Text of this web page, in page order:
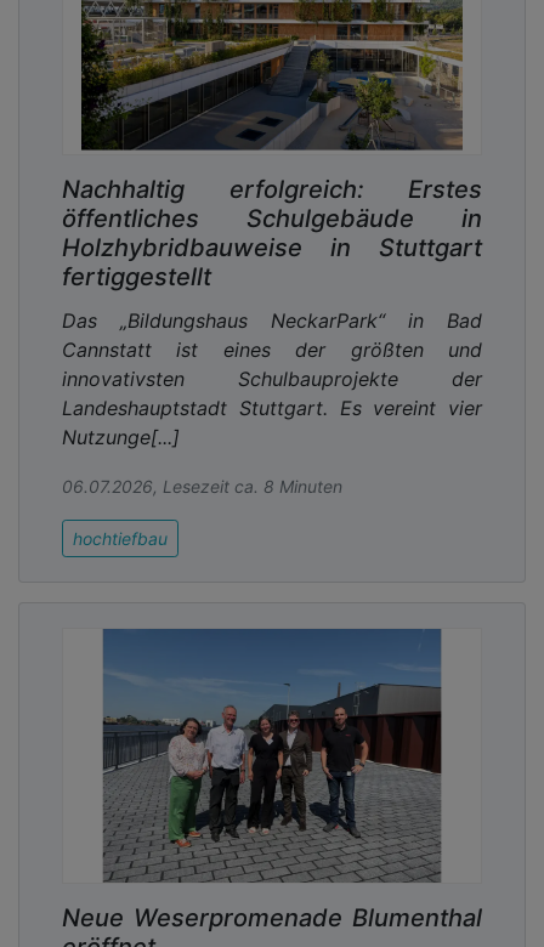
Nachhaltig erfolgreich: Erstes
öffentliches Schulgebäude in
Holzhybridbauweise in Stuttgart
fertiggestellt
Das „Bildungshaus NeckarPark“ in Bad
Cannstatt ist eines der größten und
innovativsten Schulbauprojekte der
Landeshauptstadt Stuttgart. Es vereint vier
Nutzunge[...]
06.07.2026, Lesezeit ca. 8 Minuten
hochtiefbau
Neue Weserpromenade Blumenthal